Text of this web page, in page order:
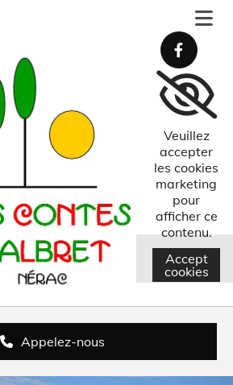
Veuillez
accepter
les cookies
marketing
pour
afficher ce
contenu.
Accept
cookies
Appelez-nous